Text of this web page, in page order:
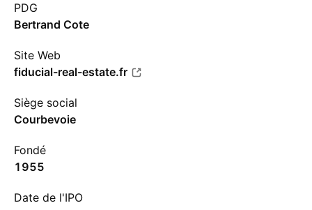
PDG
Bertrand Cote
Site Web
fiducial-real-estate.fr
Siège social
Courbevoie
Fondé
1955
Date de l'IPO